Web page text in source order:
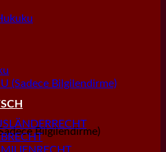
Bilgilendirme)
(Sadece Bilgilendirme)